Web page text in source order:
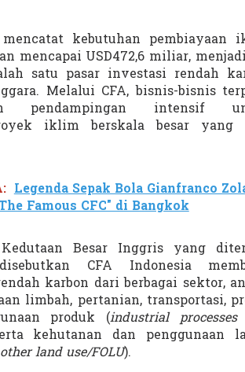
kebutuhan pembiayaan
mencapai USD472,6 miliar,
satu pasar investasi rendah
Melalui CFA, bisnis-bisnis
pendampingan intensif
iklim berskala besar yang
Legenda Sepak Bola Gianfranco
Famous CFC" di Bangkok
Besar Inggris yang
CFA Indonesia
karbon dari berbagai sektor,
limbah, pertanian, transportasi,
produk (industrial
kehutanan dan penggunaan
land use/FOLU).